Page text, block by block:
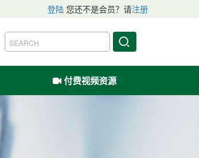
登陆 您还不是会员？请注册
付费视频资源